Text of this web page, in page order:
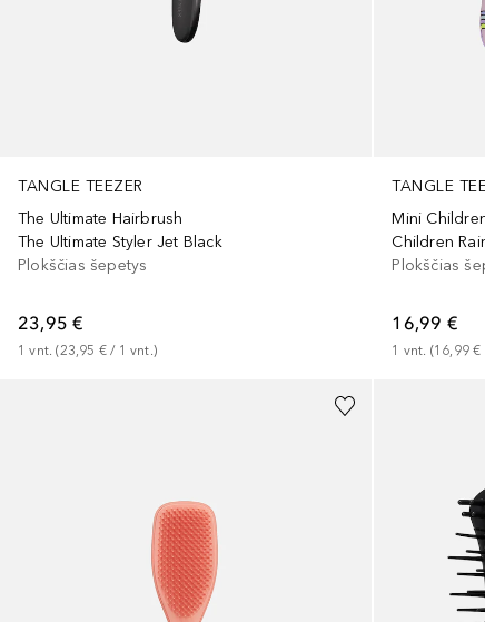
TANGLE TEEZER
The Ultimate Hairbrush
The Ultimate Styler Jet Black
Plokščias šepetys
23,95 €
1 vnt. (23,95 € / 1 vnt. )
TANGLE
Mini
Children
Plokščias
16,99 €
1 vnt. (16,99 €